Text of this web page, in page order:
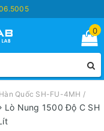
0
Quốc SH-FU-4MH /
Lò Nung 1500 Độ C SH